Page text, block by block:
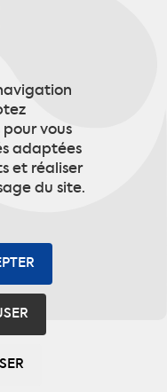
pour vous
adaptées
et réaliser
du site.